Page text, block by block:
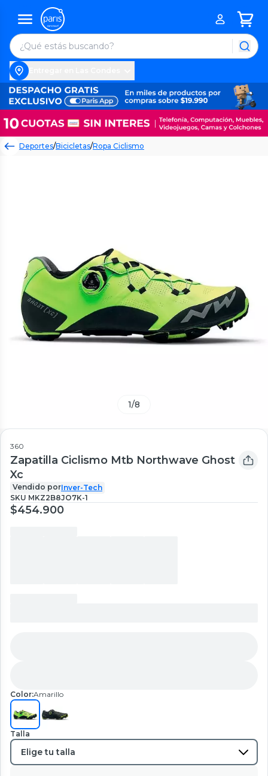
Deportes/Bicicletas/Ropa Ciclismo
1/8
360
Zapatilla Ciclismo Mtb Northwave Ghost
Xc
Vendido porInver-Tech
SKU MKZ2B8JO7K-1
$454.900
Color:Amarillo
Talla